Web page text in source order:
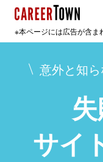
※本ページには広告が含ま
意外と知
サイ